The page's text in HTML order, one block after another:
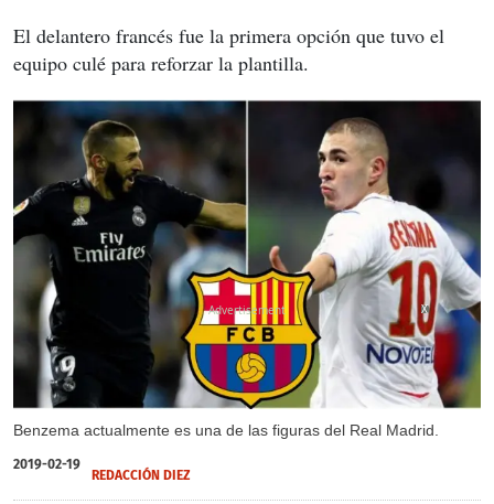
El delantero francés fue la primera opción que tuvo el
equipo culé para reforzar la plantilla.
Benzema actualmente es una de las figuras del Real Madrid.
X
2019-02-19
REDACCIÓN DIEZ